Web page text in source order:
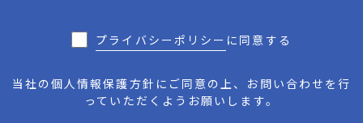
プライバシーポリシー に同意する
当社の個人情報保護方針にご同意の上、お問い合わせを行
っていただくようお願いします。